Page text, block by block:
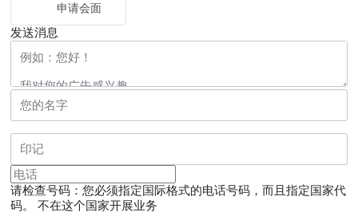
申请会面
发送消息
请检查号码：您必须指定国际格式的电话号码，而且指定国家代
码。
不在这个国家开展业务